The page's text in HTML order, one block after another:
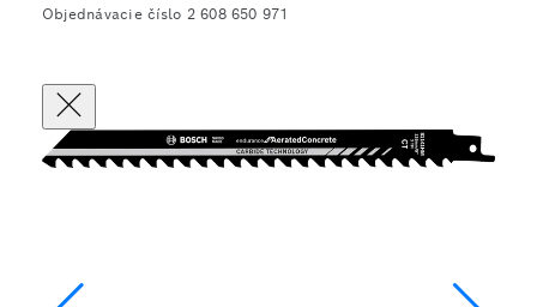
Objednávacie číslo 2 608 650 971